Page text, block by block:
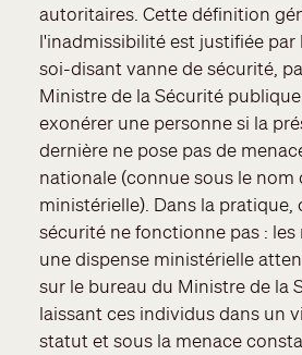
autoritaires. Cette définition
l'inadmissibilité est justifiée
soi-disant vanne de sécurité,
Ministre de la Sécurité
exonérer une personne si la
dernière ne pose pas de
nationale (connue sous le nom
ministérielle). Dans la pratique,
sécurité ne fonctionne pas :
une dispense ministérielle
sur le bureau du Ministre de la
laissant ces individus dans un
statut et sous la menace